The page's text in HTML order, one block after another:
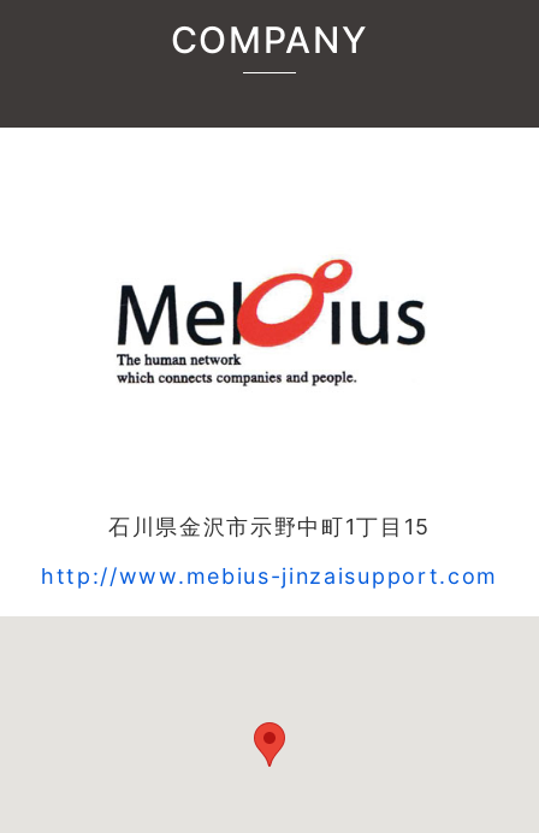
COMPANY
石川県金沢市示野中町1丁目15
http://www.mebius-jinzaisupport.com